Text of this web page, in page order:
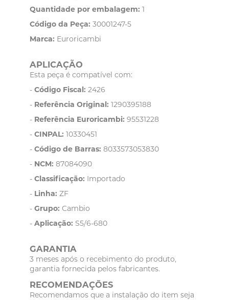
Quantidade por embalagem: 1
Código da Peça: 30001247-5
Marca: Euroricambi
APLICAÇÃO
Esta peça é compatível com:
-Código Fiscal: 2426
- Referência Original: 1290395188
- Referência Euroricambi: 95531228
-CINPAL: 10330451
-Código de Barras: 8033573053830
- NCM: 87084090
-Classificação: Importado
- Linha: ZF
-Grupo: Cambio
-Aplicação: S5/6-680
GARANTIA
3 meses após o recebimento do produto,
garantia fornecida pelos fabricantes.
RECOMENDAÇÕES
Recomendamos que a instalação do item seja